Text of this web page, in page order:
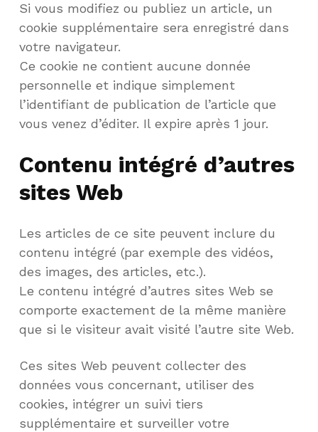
Si vous modifiez ou publiez un article, un
cookie supplémentaire sera enregistré dans
votre navigateur.
Ce cookie ne contient aucune donnée
personnelle et indique simplement
l’identifiant de publication de l’article que
vous venez d’éditer. Il expire après 1 jour.
Contenu intégré d’autres
sites Web
Les articles de ce site peuvent inclure du
contenu intégré (par exemple des vidéos,
des images, des articles, etc.).
Le contenu intégré d’autres sites Web se
comporte exactement de la même manière
que si le visiteur avait visité l’autre site Web.
Ces sites Web peuvent collecter des
données vous concernant, utiliser des
cookies, intégrer un suivi tiers
supplémentaire et surveiller votre